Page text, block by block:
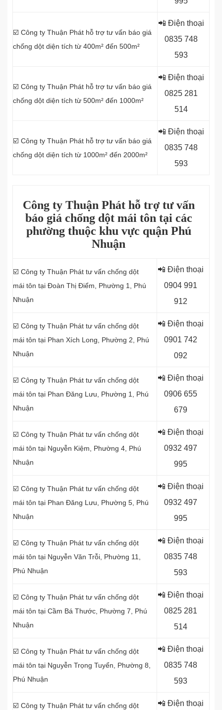
☑️ Công ty Thuận Phát hỗ trợ tư vấn báo giá
chống dột diện tích từ 400m² đến 500m²
📲 Điện thoại
0835 748
593
☑️ Công ty Thuận Phát hỗ trợ tư vấn báo giá
chống dột diện tích từ 500m² đến 1000m²
📲 Điện thoại
0825 281
514
☑️ Công ty Thuận Phát hỗ trợ tư vấn báo giá
chống dột diện tích từ 1000m² đến 2000m²
📲 Điện thoại
0835 748
593
Công ty Thuận Phát hỗ trợ tư vấn
báo giá chống dột mái tôn tại các
phường thuộc khu vực quận Phú
Nhuận
☑️ Công ty Thuận Phát tư vấn chống dột
mái tôn tại Đoàn Thị Điểm, Phường 1, Phú
Nhuận
📲 Điện thoại
0904 991
912
☑️ Công ty Thuận Phát tư vấn chống dột
mái tôn tại Phan Xích Long, Phường 2, Phú
Nhuận
📲 Điện thoại
0901 742
092
☑️ Công ty Thuận Phát tư vấn chống dột
mái tôn tại Phan Đăng Lưu, Phường 1, Phú
Nhuận
📲 Điện thoại
0906 655
679
☑️ Công ty Thuận Phát tư vấn chống dột
mái tôn tại Nguyễn Kiệm, Phường 4, Phú
Nhuận
📲 Điện thoại
0932 497
995
☑️ Công ty Thuận Phát tư vấn chống dột
mái tôn tại Phan Đăng Lưu, Phường 5, Phú
Nhuận
📲 Điện thoại
0932 497
995
☑️ Công ty Thuận Phát tư vấn chống dột
mái tôn tại Nguyễn Văn Trỗi, Phường 11,
Phú Nhuận
📲 Điện thoại
0835 748
593
☑️ Công ty Thuận Phát tư vấn chống dột
mái tôn tại Cầm Bá Thước, Phường 7, Phú
Nhuận
📲 Điện thoại
0825 281
514
☑️ Công ty Thuận Phát tư vấn chống dột
mái tôn tại Nguyễn Trọng Tuyển, Phường 8,
Phú Nhuận
📲 Điện thoại
0835 748
593
☑️ Công ty Thuận Phát tư vấn chống dột
📲 Điện thoại